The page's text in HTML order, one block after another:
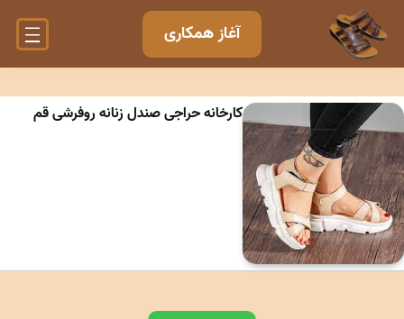
آغاز همکاری
کارخانه حراجی صندل زنانه روفرشی قم